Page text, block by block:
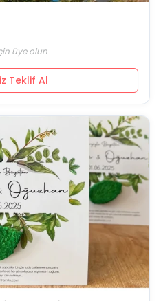
üye olun
Teklif Al